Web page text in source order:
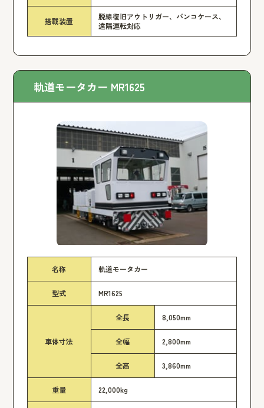
搭載装置
脱線復旧アウトリガー、バンコケース、
遠隔運転対応
軌道モータカー MR1625
名称 軌道モータカー
型式 MR1625
車体寸法
全長 8,050mm
全幅 2,800mm
全高 3,860mm
重量 22,000kg